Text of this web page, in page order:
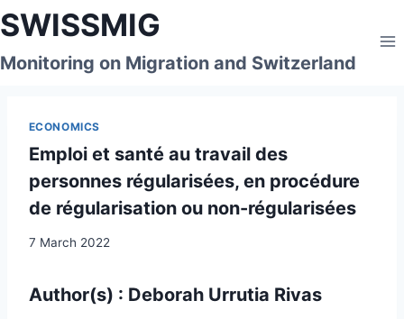
Skip
to
content
SWISSMIG
Monitoring on Migration and Switzerland
ECONOMICS
Emploi et santé au travail des
personnes régularisées, en procédure
de régularisation ou non-régularisées
7 March 2022
Author(s) : Deborah Urrutia Rivas